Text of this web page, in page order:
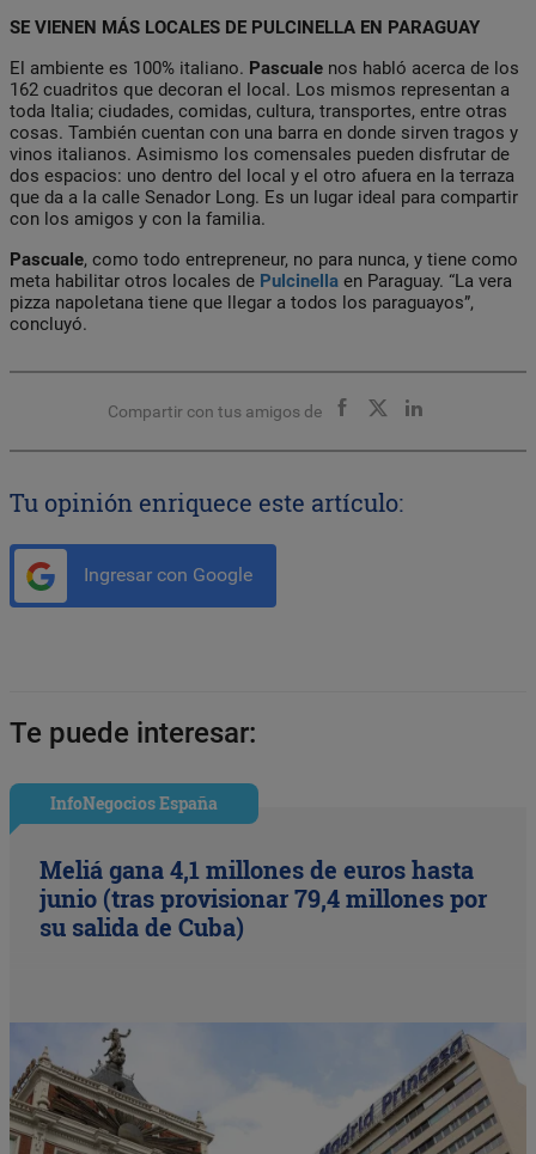
SE VIENEN MÁS LOCALES DE PULCINELLA EN PARAGUAY
El ambiente es 100% italiano. Pascuale nos habló acerca de los
162 cuadritos que decoran el local. Los mismos representan a
toda Italia; ciudades, comidas, cultura, transportes, entre otras
cosas. También cuentan con una barra en donde sirven tragos y
vinos italianos. Asimismo los comensales pueden disfrutar de
dos espacios: uno dentro del local y el otro afuera en la terraza
que da a la calle Senador Long. Es un lugar ideal para compartir
con los amigos y con la familia.
Pascuale, como todo entrepreneur, no para nunca, y tiene como
meta habilitar otros locales de Pulcinella en Paraguay. “La vera
pizza napoletana tiene que llegar a todos los paraguayos”,
concluyó.
Compartir con tus amigos de
Tu opinión enriquece este artículo:
Ingresar con Google
Te puede interesar:
InfoNegocios España
Meliá gana 4,1 millones de euros hasta
junio (tras provisionar 79,4 millones por
su salida de Cuba)